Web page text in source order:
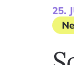
25.